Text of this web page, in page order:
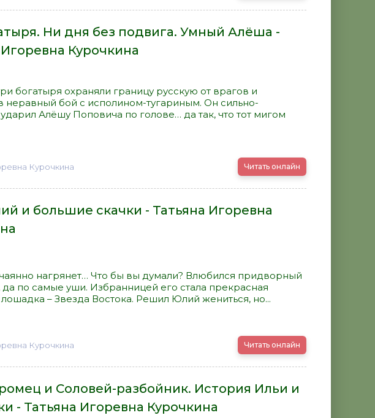
Ни дня без подвига. Умный Алёша -
Курочкина
богатыря охраняли границу русскую от врагов и
неравный бой с исполином-тугариным. Он сильно-
Алёшу Поповича по голове… да так, что тот мигом
Курочкина Читать онлайн
и большие скачки - Татьяна Игоревна
нагрянет… Что бы вы думали? Влюбился придворный
по самые уши. Избранницей его стала прекрасная
лошадка – Звезда Востока. Решил Юлий жениться, но...
Курочкина Читать онлайн
и Соловей-разбойник. История Ильи и
- Татьяна Игоревна Курочкина